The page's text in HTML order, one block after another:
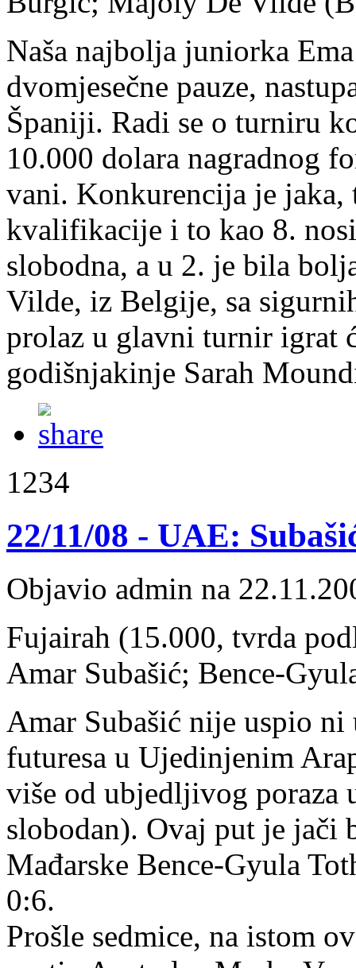
Naša najbolja juniorka
dvomjesečne pauze,
Španiji. Radi se o turniru
10.000 dolara nagradnog
vani. Konkurencija je jaka,
kvalifikacije i to kao 8.
slobodna, a u 2. je bila
Vilde, iz Belgije, sa
prolaz u glavni turnir igrat
godišnjakinje Sarah
1234
22/11/08 - UAE:
Objavio admin na
Fujairah (15.000, tvrda
Amar Subašić; Bence-
Amar Subašić nije uspio
futuresa u Ujedinjenim
više od ubjedljivog poraza
slobodan). Ovaj put je jači
Mađarske Bence-Gyula
0:6.
Prošle sedmice, na istom